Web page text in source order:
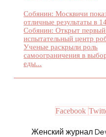
Собянин: Москвичи
отличные результаты в
Собянин: Открыт
испытательный центр
Ученые раскрыли роль
самоограничения в
еды...
Facebook
Женский журнал